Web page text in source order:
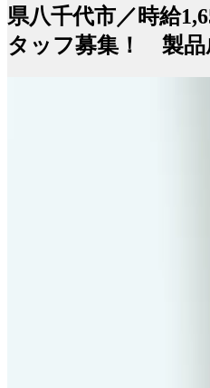
県八千代市／時給
タッフ募集！ 製品